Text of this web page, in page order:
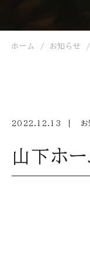
ホーム お知らせ
2022.12.13 お
山下ホ